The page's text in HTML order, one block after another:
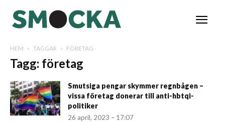
HEM TAGGAR FÖRETAG
Tagg: företag
Smutsiga pengar skymmer regnbågen –
vissa företag donerar till anti-hbtqi-
politiker
26 april, 2023 – 17:07